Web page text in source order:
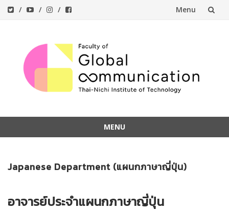
Menu
content
MENU
content
Japanese Department (แผนกภาษาญี่ปุ่น)
อาจารย์ประจำแผนกภาษาญี่ปุ่น